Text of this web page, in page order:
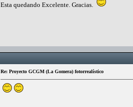
Esta quedando Excelente. Gracias.
Re: Proyecto GCGM (La Gomera) fotorrealístico